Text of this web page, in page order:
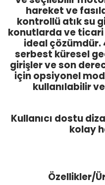
hareket ve
kontrollü atık su
konutlarda ve ticari
ideal çözümdür.
serbest küresel
girişler ve son
için opsiyonel
kullanılabilir
Kullanıcı dostu
kolay
Özellikler/